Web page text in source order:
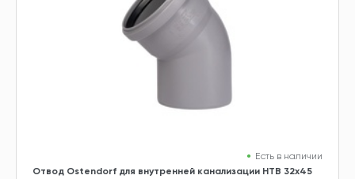
Есть в наличии
Отвод Ostendorf для внутренней канализации HTB 32х45